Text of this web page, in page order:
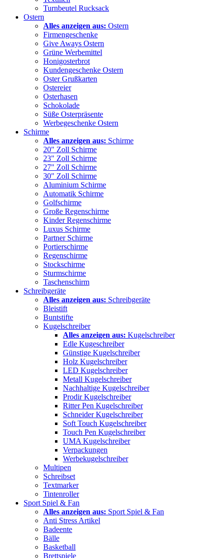
Turnbeutel Rucksack
Ostern
Alles anzeigen aus: Ostern
Firmengeschenke
Give Aways Ostern
Grüne Werbemittel
Honigosterbrot
Kundengeschenke Ostern
Oster Grußkarten
Ostereier
Osterhasen
Schokolade
Süße Osterpräsente
Werbegeschenke Ostern
Schirme
Alles anzeigen aus: Schirme
20" Zoll Schirme
23" Zoll Schirme
27" Zoll Schirme
30" Zoll Schirme
Aluminium Schirme
Automatik Schirme
Golfschirme
Große Regenschirme
Kinder Regenschirme
Luxus Schirme
Partner Schirme
Portierschirme
Regenschirme
Stockschirme
Sturmschirme
Taschenschirm
Schreibgeräte
Alles anzeigen aus: Schreibgeräte
Bleistift
Buntstifte
Kugelschreiber
Alles anzeigen aus: Kugelschreiber
Edle Kugeschreiber
Günstige Kugelschreiber
Holz Kugelschreiber
LED Kugelschreiber
Metall Kugelschreiber
Nachhaltige Kugelschreiber
Prodir Kugelschreiber
Ritter Pen Kugelschreiber
Schneider Kugelschreiber
Soft Touch Kugelschreiber
Touch Pen Kugelschreiber
UMA Kugelschreiber
Verpackungen
Werbekugelschreiber
Multipen
Schreibset
Textmarker
Tintenroller
Sport Spiel & Fan
Alles anzeigen aus: Sport Spiel & Fan
Anti Stress Artikel
Badeente
Bälle
Basketball
Brettspiele